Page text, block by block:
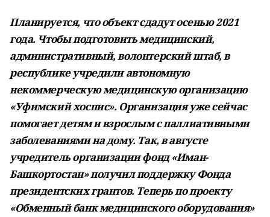
Планируется, что объект сдадут осенью 2021
года. Чтобы подготовить медицинский,
административный, волонтерский штаб, в
республике учредили автономную
некоммерческую медицинскую организацию
«Уфимский хоспис». Организация уже сейчас
помогает детям и взрослым с паллиативными
заболеваниями на дому. Так, в августе
учредитель организации фонд «Иман-
Башкортостан» получил поддержку Фонда
президентских грантов. Теперь по проекту
«Обменный банк медицинского оборудования»